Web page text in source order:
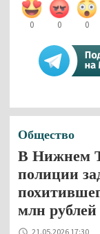
0 0 0
Общество
В Нижнем
полиции
млн рублей
21.05.2026 17:30